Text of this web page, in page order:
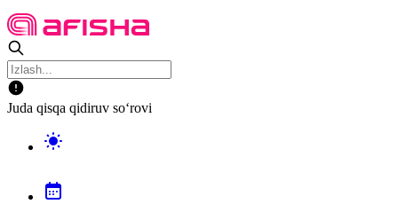
Juda qisqa qidiruv so‘rovi